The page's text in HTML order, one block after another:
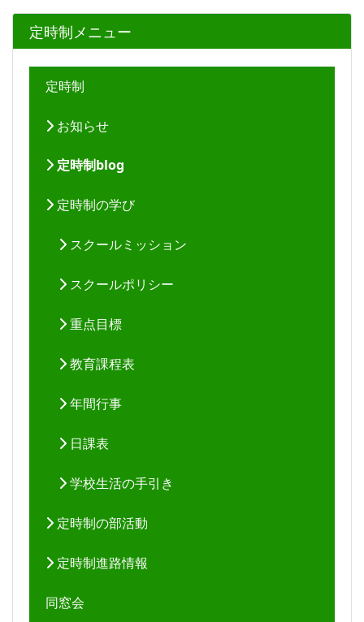
定時制メニュー
定時制
お知らせ
定時制blog
定時制の学び
スクールミッション
スクールポリシー
重点目標
教育課程表
年間行事
日課表
学校生活の手引き
定時制の部活動
定時制進路情報
同窓会